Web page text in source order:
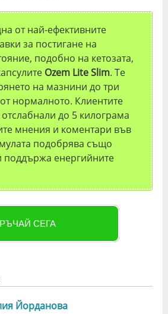
от най-ефективните
за постигане на
подобно на кетозата,
Ozem Lite Slim. Те
на мазнини до три
нормалното. Клиентите
до 5 килограма
мнения и коментари във
подобрява също
поддържа енергийните
СЕГА
Йорданова